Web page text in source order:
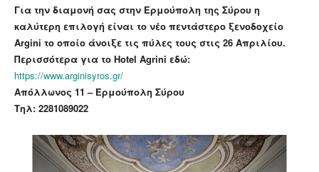
Για την διαμονή σας στην Ερμούπολη της Σύρου η
καλύτερη επιλογή είναι το νέο πεντάστερο ξενοδοχείο
Argini το οποίο άνοιξε τις πύλες τους στις 26 Απριλίου.
Περισσότερα για το Hotel Agrini εδώ:
https://www.arginisyros.gr/
Απόλλωνος 11 – Ερμούπολη Σύρου
Τηλ: 2281089022